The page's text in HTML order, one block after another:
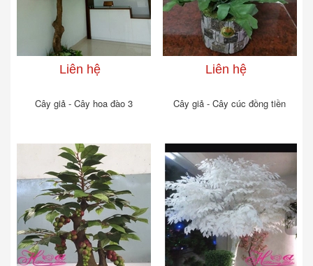
Liên hệ
Cây giả - Cây hoa đào 3
Liên hệ
Cây giả - Cây cúc đồng tiền